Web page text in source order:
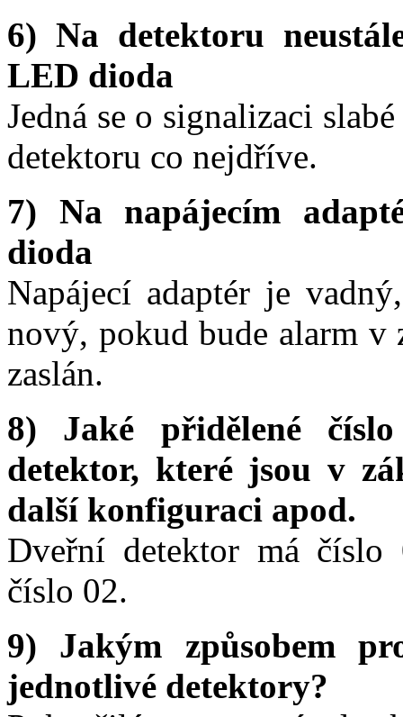
6) Na detektoru
LED dioda
Jedná se o signalizaci
detektoru co nejdříve.
7) Na napájecím
dioda
Napájecí adaptér je
nový, pokud bude alarm v
zaslán.
8) Jaké přidělené
detektor, které jsou v
další konfiguraci apod.
Dveřní detektor má
číslo 02.
9) Jakým způsobem
jednotlivé detektory?